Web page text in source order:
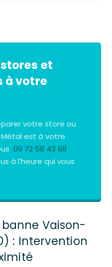
et
à votre
votre store ou
est à votre
09 72 58 43 68
à l’heure qui vous
Vaison-
: Intervention